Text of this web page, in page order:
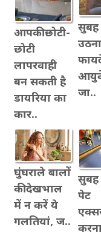
आपकी छोटी-
छोटी
लापरवाही
बन सकती है
डायरिया का
कार..
सुबह
जा..
घुंघराले बालों
की देखभाल
में न करें ये
गलतियां, ज..
सुबह
पेट